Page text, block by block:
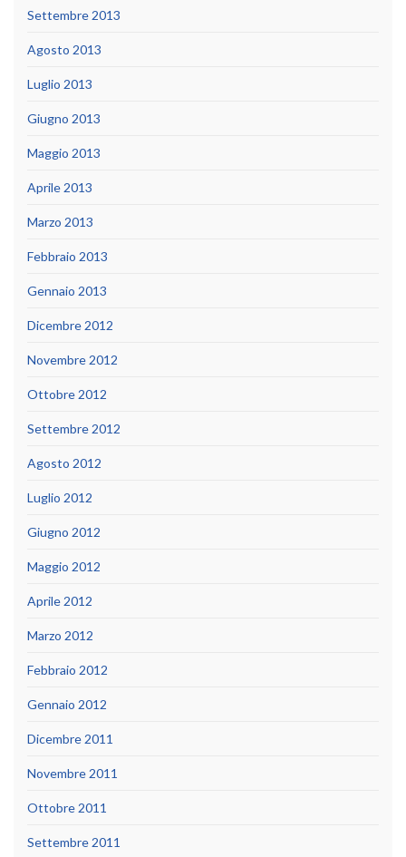
Settembre 2013
Agosto 2013
Luglio 2013
Giugno 2013
Maggio 2013
Aprile 2013
Marzo 2013
Febbraio 2013
Gennaio 2013
Dicembre 2012
Novembre 2012
Ottobre 2012
Settembre 2012
Agosto 2012
Luglio 2012
Giugno 2012
Maggio 2012
Aprile 2012
Marzo 2012
Febbraio 2012
Gennaio 2012
Dicembre 2011
Novembre 2011
Ottobre 2011
Settembre 2011